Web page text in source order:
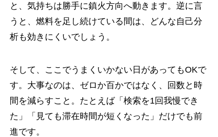
と、気持ちは勝手に鎮火方向へ動きます。逆に言
うと、燃料を足し続けている間は、どんな自己分
析も効きにくいでしょう。
そして、ここでうまくいかない日があってもOKで
す。大事なのは、ゼロか百かではなく、回数と時
間を減らすこと。たとえば「検索を1回我慢でき
た」「見ても滞在時間が短くなった」だけでも前
進です。